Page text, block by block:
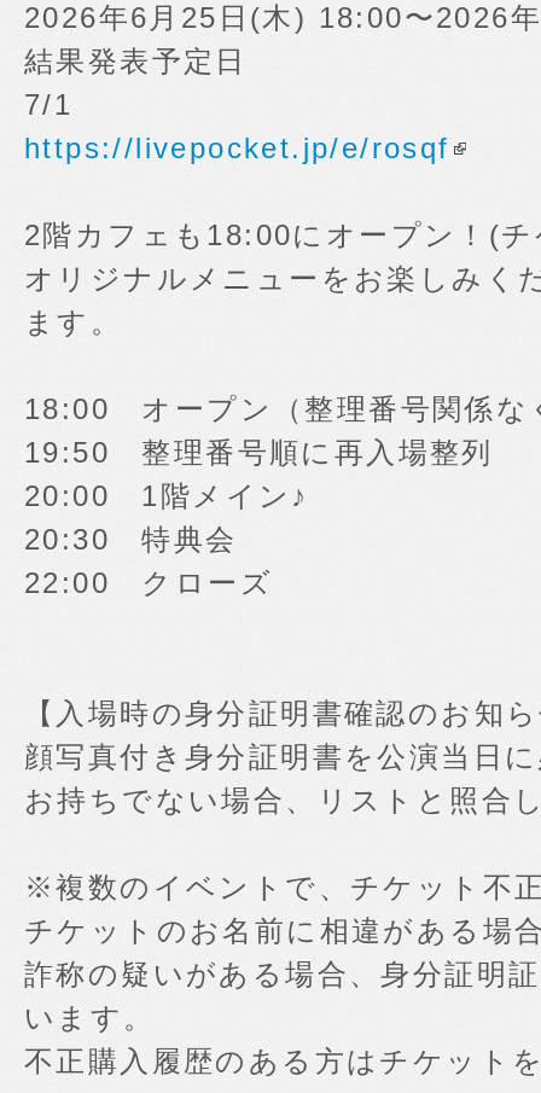
2026年6月25日(木) 18:00〜2026
結果発表予定日
7/1
https://livepocket.jp/e/rosqf
2階カフェも18:00にオープン！(
オリジナルメニューをお楽しみく
ます。
18:00 オープン（整理番号関係な
19:50 整理番号順に再入場整列
20:00 1階メイン♪
20:30 特典会
22:00 クローズ
【入場時の身分証明書確認のお知
顔写真付き身分証明書を公演当日
お持ちでない場合、リストと照合
※複数のイベントで、チケット不
チケットのお名前に相違がある場
詐称の疑いがある場合、身分証明
います。
不正購入履歴のある方はチケット